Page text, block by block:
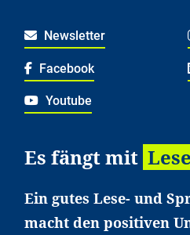
Newsletter
Facebook
Youtube
Es fängt mit
Ein gutes Lese- und
macht den positiven